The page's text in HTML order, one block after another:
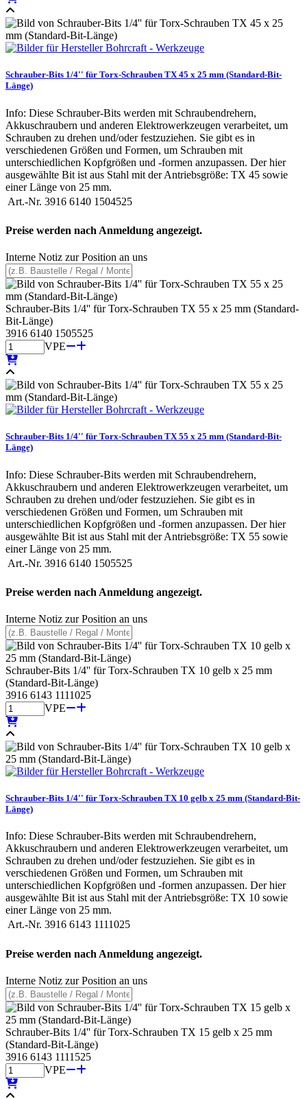
Schrauber-Bits 1/4'' für Torx-Schrauben TX 45 x 25 mm (Standard-Bit-
Länge)
Info: Diese Schrauber-Bits werden mit Schraubendrehern,
Akkuschraubern und anderen Elektrowerkzeugen verarbeitet, um
Schrauben zu drehen und/oder festzuziehen. Sie gibt es in
verschiedenen Größen und Formen, um Schrauben mit
unterschiedlichen Kopfgrößen und -formen anzupassen. Der hier
ausgewählte Bit ist aus Stahl mit der Antriebsgröße: TX 45 sowie
einer Länge von 25 mm.
Art.-Nr. 3916 6140 1504525
Preise werden nach Anmeldung angezeigt.
Interne Notiz zur Position an uns
Schrauber-Bits 1/4'' für Torx-Schrauben TX 55 x 25 mm (Standard-
Bit-Länge)
3916 6140 1505525
VPE
Schrauber-Bits 1/4'' für Torx-Schrauben TX 55 x 25 mm (Standard-Bit-
Länge)
Info: Diese Schrauber-Bits werden mit Schraubendrehern,
Akkuschraubern und anderen Elektrowerkzeugen verarbeitet, um
Schrauben zu drehen und/oder festzuziehen. Sie gibt es in
verschiedenen Größen und Formen, um Schrauben mit
unterschiedlichen Kopfgrößen und -formen anzupassen. Der hier
ausgewählte Bit ist aus Stahl mit der Antriebsgröße: TX 55 sowie
einer Länge von 25 mm.
Art.-Nr. 3916 6140 1505525
Preise werden nach Anmeldung angezeigt.
Interne Notiz zur Position an uns
Schrauber-Bits 1/4'' für Torx-Schrauben TX 10 gelb x 25 mm
(Standard-Bit-Länge)
3916 6143 1111025
VPE
Schrauber-Bits 1/4'' für Torx-Schrauben TX 10 gelb x 25 mm (Standard-Bit-
Länge)
Info: Diese Schrauber-Bits werden mit Schraubendrehern,
Akkuschraubern und anderen Elektrowerkzeugen verarbeitet, um
Schrauben zu drehen und/oder festzuziehen. Sie gibt es in
verschiedenen Größen und Formen, um Schrauben mit
unterschiedlichen Kopfgrößen und -formen anzupassen. Der hier
ausgewählte Bit ist aus Stahl mit der Antriebsgröße: TX 10 sowie
einer Länge von 25 mm.
Art.-Nr. 3916 6143 1111025
Preise werden nach Anmeldung angezeigt.
Interne Notiz zur Position an uns
Schrauber-Bits 1/4'' für Torx-Schrauben TX 15 gelb x 25 mm
(Standard-Bit-Länge)
3916 6143 1111525
VPE